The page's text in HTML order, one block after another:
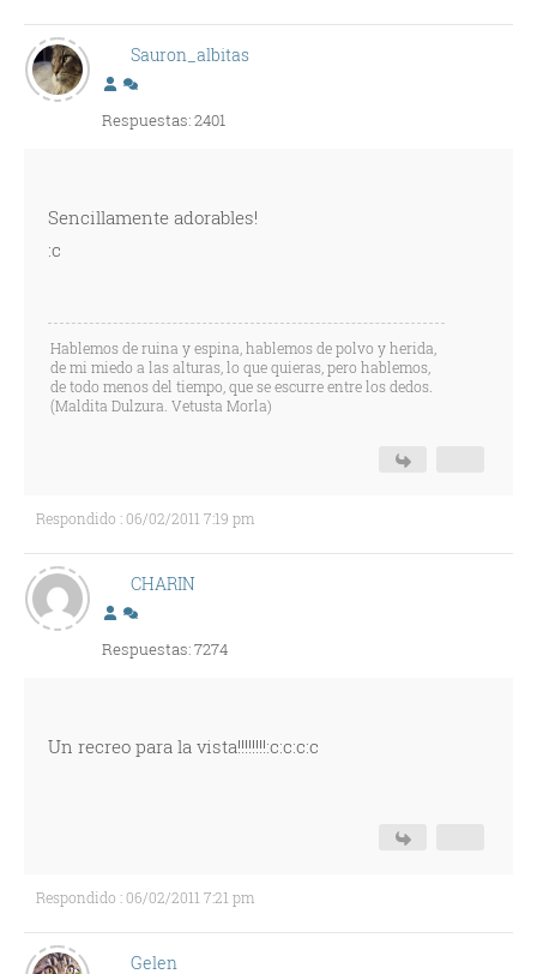
Sauron_albitas
Respuestas: 2401
Sencillamente adorables!
:c
Hablemos de ruina y espina, hablemos de polvo y herida,
de mi miedo a las alturas, lo que quieras, pero hablemos,
de todo menos del tiempo, que se escurre entre los dedos.
(Maldita Dulzura. Vetusta Morla)
Respondido : 06/02/2011 7:19 pm
CHARIN
Respuestas: 7274
Un recreo para la vista!!!!!!!!:c:c:c:c
Respondido : 06/02/2011 7:21 pm
Gelen